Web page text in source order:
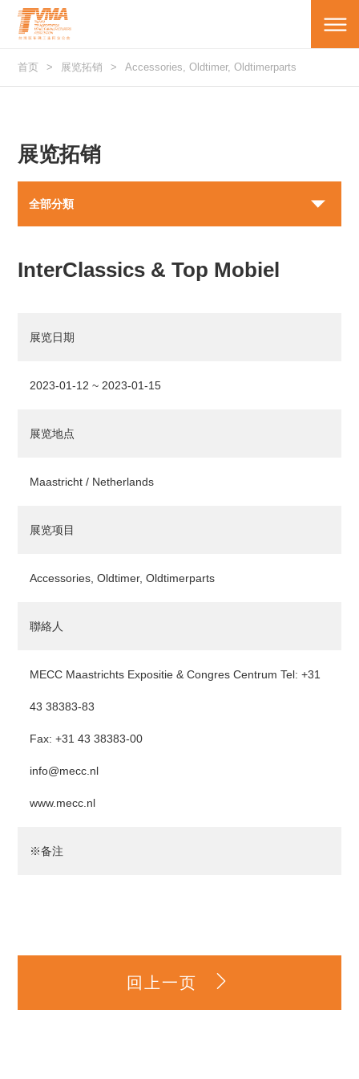
首页 展览拓销 Accessories, Oldtimer, Oldtimerparts
展览拓销
全部分類
InterClassics & Top Mobiel
展览日期
2023-01-12 ~ 2023-01-15
展览地点
Maastricht / Netherlands
展览项目
Accessories, Oldtimer, Oldtimerparts
聯絡人
MECC Maastrichts Expositie & Congres Centrum Tel: +31
43 38383-83
Fax: +31 43 38383-00
info@mecc.nl
www.mecc.nl
※备注
回上一页